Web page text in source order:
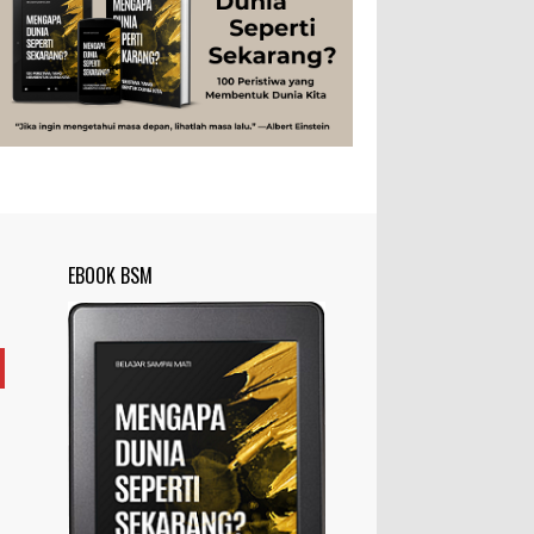
Studi
Teknologi Tips
Tokoh
Tubuh Manusia
Umum
Rahasia Togel yang Tidak Dipahami
Pemain Togel
Ilustrasi/zdnet.com Ini adalah catatan
penutup untuk dua catatan saya
adalah istilah yang digunakan untuk
menyebut zat-zat yang tidak diinginkan,
yang terdapat dalam suatu...
Apa yang Disebut Badan Golgi?
Ilustrasi/utakatikotak.com Badan Golgi
(disebut pula aparatus Golgi, kompleks
Golgi, atau diktiosom) adalah organel
yang dikaitkan denga...
Apakah UFO Benar-benar Ada?
EBOOK BSM